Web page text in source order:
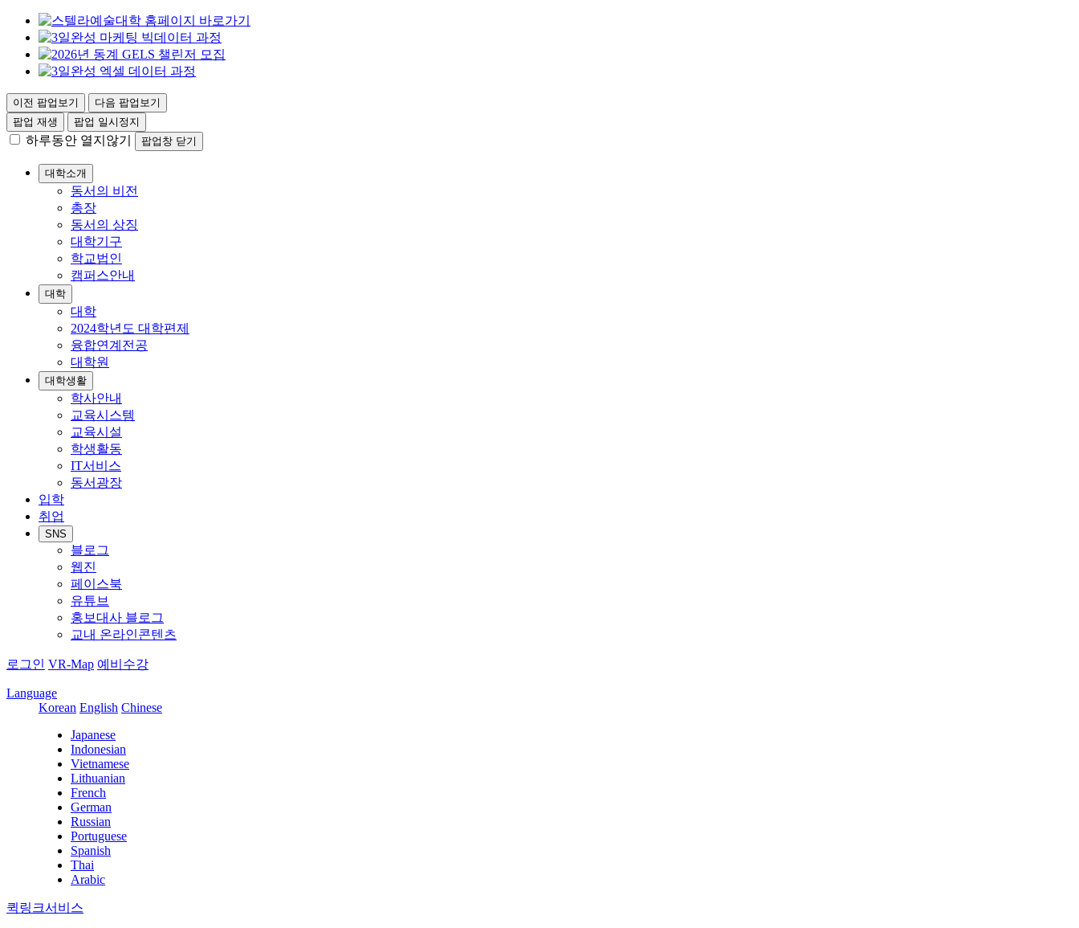
이전 팝업보기
다음 팝업보기
팝업 재생
팝업 일시정지
하루동안 열지않기 팝업창 닫기
대학소개
동서의 비전
총장
동서의 상징
대학기구
학교법인
캠퍼스안내
대학
대학
2024학년도 대학편제
융합연계전공
대학원
대학생활
학사안내
교육시스템
교육시설
학생활동
IT서비스
동서광장
입학
취업
SNS
블로그
웹진
페이스북
유튜브
홍보대사 블로그
교내 온라인콘텐츠
로그인 VR-Map 예비수강
Language
Korean English Chinese
Japanese
Indonesian
Vietnamese
Lithuanian
French
German
Russian
Portuguese
Spanish
Thai
Arabic
퀵링크서비스